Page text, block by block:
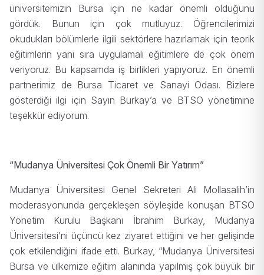
üniversitemizin Bursa için ne kadar önemli olduğunu
gördük. Bunun için çok mutluyuz. Öğrencilerimizi
okudukları bölümlerle ilgili sektörlere hazırlamak için teorik
eğitimlerin yanı sıra uygulamalı eğitimlere de çok önem
veriyoruz. Bu kapsamda iş birlikleri yapıyoruz. En önemli
partnerimiz de Bursa Ticaret ve Sanayi Odası. Bizlere
gösterdiği ilgi için Sayın Burkay’a ve BTSO yönetimine
teşekkür ediyorum.
“Mudanya Üniversitesi Çok Önemli Bir Yatırım”
Mudanya Üniversitesi Genel Sekreteri Ali Mollasalih’in
moderasyonunda gerçekleşen söyleşide konuşan BTSO
Yönetim Kurulu Başkanı İbrahim Burkay, Mudanya
Üniversitesi’ni üçüncü kez ziyaret ettiğini ve her gelişinde
çok etkilendiğini ifade etti. Burkay, “Mudanya Üniversitesi
Bursa ve ülkemize eğitim alanında yapılmış çok büyük bir